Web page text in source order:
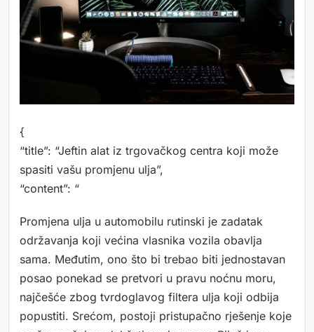
{
“title”: “Jeftin alat iz trgovačkog centra koji može
spasiti vašu promjenu ulja”,
“content”: “
Promjena ulja u automobilu rutinski je zadatak
održavanja koji većina vlasnika vozila obavlja
sama. Međutim, ono što bi trebao biti jednostavan
posao ponekad se pretvori u pravu noćnu moru,
najčešće zbog tvrdoglavog filtera ulja koji odbija
popustiti. Srećom, postoji pristupačno rješenje koje